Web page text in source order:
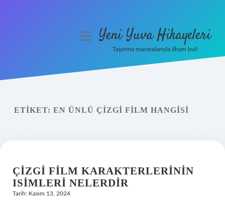
Yasal Uyarı
menüyüYeni Yuva Hikayeleri
Taşınma maceralarıyla ilham bul!
ETIKET: EN ÜNLÜ ÇIZGI FILM HANGISI
ÇIZGI FILM KARAKTERLERININ
ISIMLERI NELERDIR
Tarih: Kasım 13, 2024